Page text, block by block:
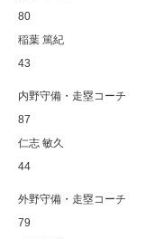
80
稲葉 篤紀
43
内野守備・走塁コーチ
87
仁志 敏久
44
外野守備・走塁コーチ
79